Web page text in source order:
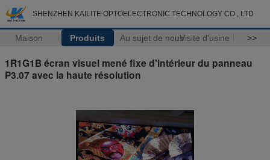
SHENZHEN KAILITE OPTOELECTRONIC TECHNOLOGY CO., LTD
Maison Produits Au sujet de nousVisite d'usine >>
1R1G1B écran visuel mené fixe d'intérieur du panneau
P3.07 avec la haute résolution